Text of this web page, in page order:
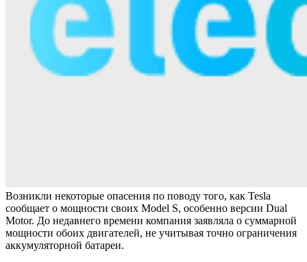
Возникли некоторые опасения по поводу того, как Tesla
сообщает о мощности своих Model S, особенно версии Dual
Motor. До недавнего времени компания заявляла о суммарной
мощности обоих двигателей, не учитывая точно ограничения
аккумуляторной батареи.